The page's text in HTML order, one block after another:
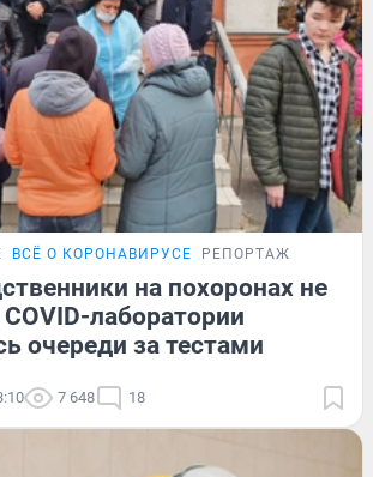
ВСЁ О КОРОНАВИРУСЕ РЕПОРТАЖ
на похоронах не
лаборатории
очереди за тестами
7 648 18